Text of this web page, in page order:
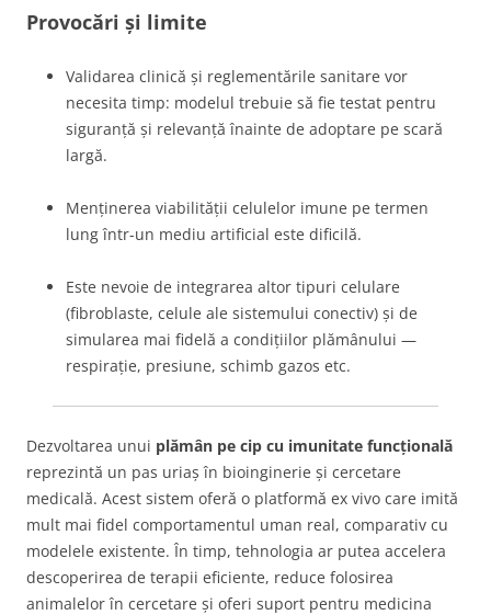
Provocări și limite
Validarea clinică și reglementările sanitare vor
necesita timp: modelul trebuie să fie testat pentru
siguranță și relevanță înainte de adoptare pe scară
largă.
Menținerea viabilității celulelor imune pe termen
lung într-un mediu artificial este dificilă.
Este nevoie de integrarea altor tipuri celulare
(fibroblaste, celule ale sistemului conectiv) și de
simularea mai fidelă a condițiilor plămânului —
respirație, presiune, schimb gazos etc.
Dezvoltarea unui plămân pe cip cu imunitate funcțională
reprezintă un pas uriaș în bioinginerie și cercetare
medicală. Acest sistem oferă o platformă ex vivo care imită
mult mai fidel comportamentul uman real, comparativ cu
modelele existente. În timp, tehnologia ar putea accelera
descoperirea de terapii eficiente, reduce folosirea
animalelor în cercetare și oferi suport pentru medicina